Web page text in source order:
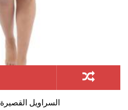
20370 - السراويل القصيرة